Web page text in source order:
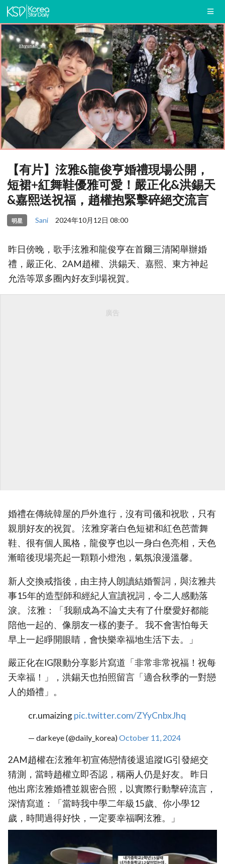
【有片】泫雅&龍俊亨婚禮現場公開，
短裙+紅舞鞋優雅可愛！嚴正化&洪錫天
&嘉熙送祝福，趙權抱緊擊碎絕交流言
明星 Sani 2024年10月12日 08:00
昨日傍晚，歌手泫雅和龍俊亨在首爾三清閣舉辦婚
禮，嚴正化、2AM趙權、洪錫天、嘉熙、東方神起
允浩等眾多圈內好友到場祝賀。
廣告
婚禮在傳統韓屋的戶外進行，沒有司儀和祝歌，只有
親朋好友的祝賀。 泫雅穿著白色短裙和紅色芭蕾舞
鞋、很有個人風格，龍俊亨也以一身白色亮相，天色
漸暗後現場亮起一顆顆小燈泡，氣氛浪漫溫馨。
新人交換戒指後，由主持人朗讀結婚誓詞，與泫雅共
事15年的造型師和經紀人宣讀祝詞，令二人感動落
淚。 泫雅：「我願成為不論丈夫有了什麼愛好都能
陪他一起的、像朋友一樣的妻子。 我不會害怕每天
早上一起睜開眼睛，會快樂幸福地生活下去。」
嚴正化在IG限動分享影片寫道「非常非常祝福！祝每
天幸福！」，洪錫天也拍照留言「適合秋季的一對戀
人的婚禮」。
cr.umaizingpic.twitter.com/ZYyCnbxJhq
— darkeye (@daily_korea)October 11, 2024
2AM趙權在泫雅年初宣佈戀情後退追蹤IG引發絕交
猜測，當時趙權立即否認，稱兩人仍是好友。 昨日
他出席泫雅婚禮並親密合照，以實際行動擊碎流言，
深情寫道：「當時我中學二年級15歲、你小學12
歲，時間過得好快，一定要幸福啊泫雅。」